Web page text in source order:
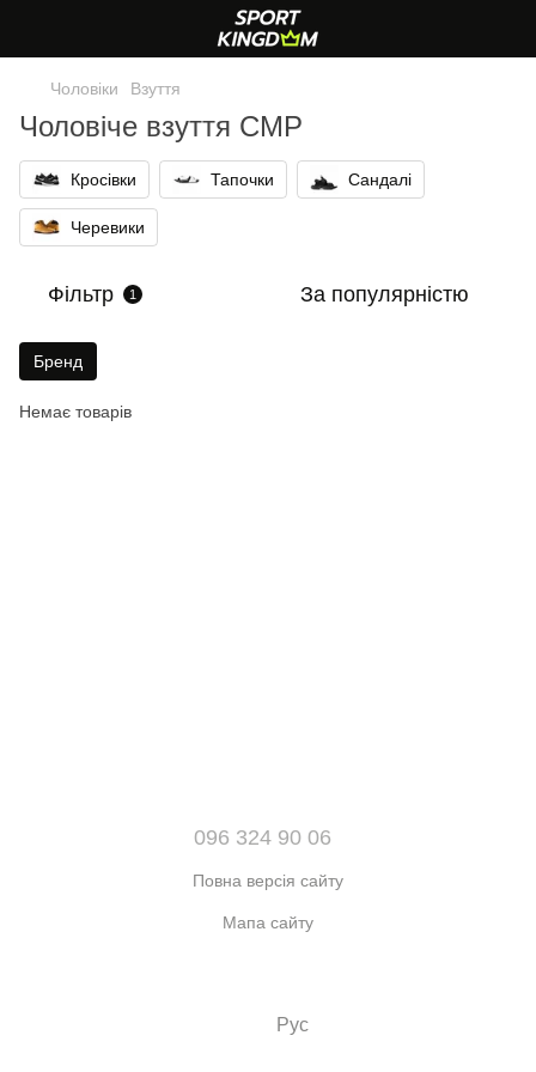
Чоловіки Взуття
Чоловіче взуття CMP
Кросівки Тапочки Сандалі
Черевики
Фільтр 1 За популярністю
Бренд
Немає товарів
096 324 90 06
Повна версія сайту
Мапа сайту
Рус